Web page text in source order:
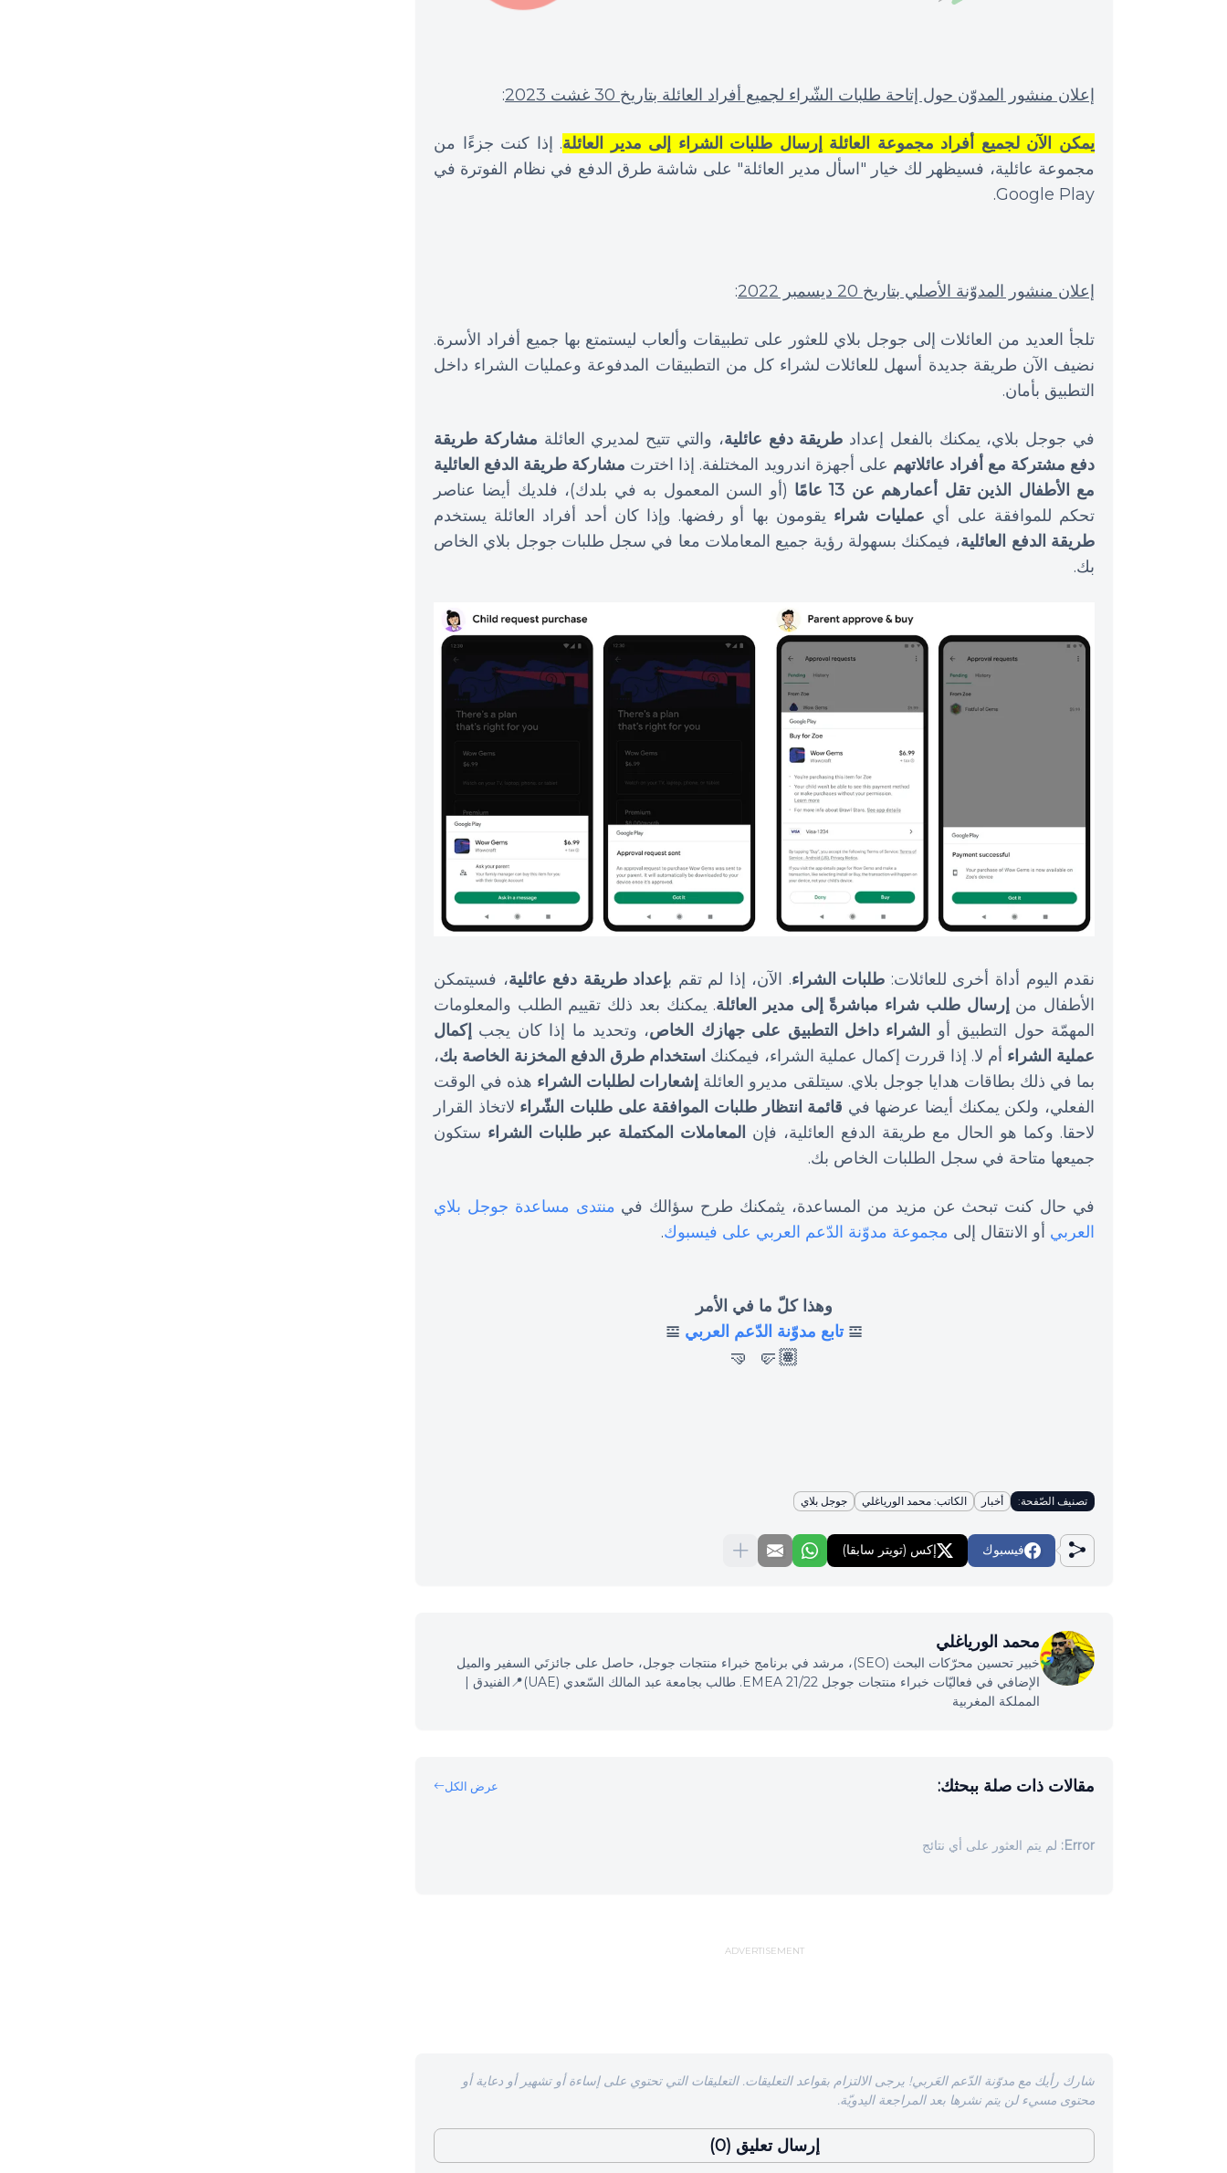
إعلان منشور المدوّن حول إتاحة طلبات الشّراء لجميع أفراد العائلة بتاريخ 30 غشت 2023 :
يمكن الآن لجميع أفراد مجموعة العائلة إرسال طلبات الشراء إلى مدير العائلة. إذا كنت جزءًا من
مجموعة عائلية، فسيظهر لك خيار "اسأل مدير العائلة" على شاشة طرق الدفع في نظام الفوترة في
Google Play.
إعلان منشور المدوّنة الأصلي بتاريخ 20 ديسمبر 2022 :
تلجأ العديد من العائلات إلى جوجل بلاي للعثور على تطبيقات وألعاب ليستمتع بها جميع أفراد الأسرة.
نضيف الآن طريقة جديدة أسهل للعائلات لشراء كل من التطبيقات المدفوعة وعمليات الشراء داخل
التطبيق بأمان.
في جوجل بلاي، يمكنك بالفعل إعداد طريقة دفع عائلية، والتي تتيح لمديري العائلة مشاركة طريقة
دفع مشتركة مع أفراد عائلاتهم على أجهزة اندرويد المختلفة. إذا اخترت مشاركة طريقة الدفع العائلية
مع الأطفال الذين تقل أعمارهم عن 13 عامًا
(أو السن المعمول به في بلدك)، فلديك أيضا عناصر
تحكم للموافقة على أي عمليات شراء يقومون بها أو رفضها. وإذا كان أحد أفراد العائلة يستخدم
طريقة الدفع العائلية، فيمكنك بسهولة رؤية جميع المعاملات معا في سجل طلبات جوجل بلاي الخاص
بك.
نقدم اليوم أداة أخرى للعائلات: طلبات الشراء. الآن، إذا لم تقم بإعداد طريقة دفع عائلية، فسيتمكن
الأطفال من إرسال طلب شراء مباشرةً إلى مدير العائلة. يمكنك بعد ذلك تقييم الطلب والمعلومات
المهمّة حول التطبيق أو الشراء داخل التطبيق على جهازك الخاص، وتحديد ما إذا كان يجب إكمال
عملية الشراء أم لا. إذا قررت إكمال عملية الشراء، فيمكنك استخدام طرق الدفع المخزنة الخاصة بك،
بما في ذلك بطاقات هدايا جوجل بلاي. سيتلقى مديرو العائلة إشعارات لطلبات الشراء هذه في الوقت
الفعلي، ولكن يمكنك أيضا عرضها في قائمة انتظار طلبات الموافقة على طلبات الشّراء لاتخاذ القرار
لاحقا. وكما هو الحال مع طريقة الدفع العائلية، فإن المعاملات المكتملة عبر طلبات الشراء ستكون
جميعها متاحة في سجل الطلبات الخاص بك.
في حال كنت تبحث عن مزيد من المساعدة، يثمكنك طرح سؤالك في منتدى مساعدة جوجل بلاي
العربي أو الانتقال إلى مجموعة مدوّنة الدّعم العربي على فيسبوك.
وهذا كلّ ما في الأمر
𝌘تابع مدوّنة الدّعم العربي 𝌘
🤛🏽 🤜
تصنيف الصّفحة: أخبار الكاتب: محمد الورياغلي جوجل بلاي
فيسبوك إكس (تويتر سابقا)
محمد الورياغلي
خبير تحسين محرّكات البحث (SEO)، مرشد في برنامج خبراء منتجات جوجل، حاصل على جائزتَي السفير والميل
الإضافي في فعاليّات خبراء منتجات جوجل EMEA 21/22. طالب بجامعة عبد المالك السّعدي (UAE)📍الفنيدق |
المملكة المغربية
مقالات ذات صلة ببحثك: عرض الكل
Error: لم يتم العثور على أي نتائج
ADVERTISEMENT
شارك رأيك مع مدوّنة الدّعم العَربي! يرجى الالتزام بقواعد التعليقات. التعليقات التي تحتوي على إساءة أو تشهير أو دعاية أو
محتوى مسيء لن يتم نشرها بعد المراجعة اليدويّة.
إرسال تعليق (0)